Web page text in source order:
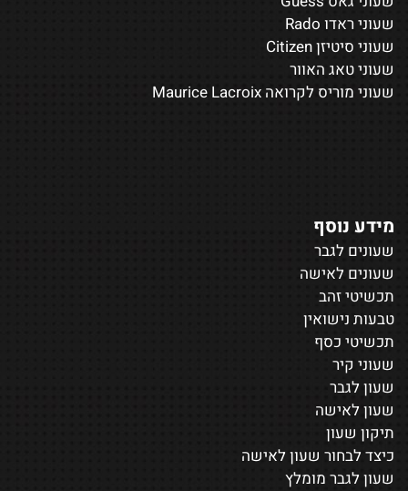
שעוני ראדו Rado
שעוני סיטיזן Citizen
שעוני טאג האוור
שעוני מוריס לקרואה Maurice Lacroix
מידע נוסף
שעונים לגבר
שעונים לאישה
תכשיטי זהב
טבעות נישואין
תכשיטי כסף
שעוני קיר
שעון לגבר
שעון לאישה
תיקון שעון
כיצד לבחור שעון לאישה
שעון לגבר מומלץ